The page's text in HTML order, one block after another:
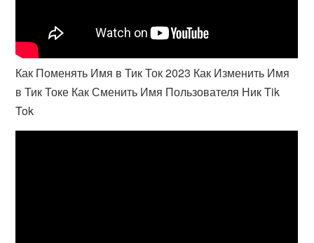
Как Поменять Имя в Тик Ток 2023 Как Изменить Имя
в Тик Токе Как Сменить Имя Пользователя Ник Tik
Tok